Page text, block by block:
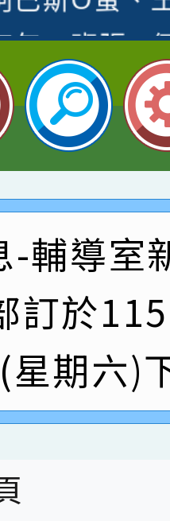
市科展 國
王老師、
年二班張O
賽國小朗讀
老師
加桃園市中
師榮獲教
二名
與2026世
學小創客佳
。
加桃園市中
師榮獲社
巴斯O蜜、
市科展 國
王老師、
年二班張O
賽國小朗讀
老師
加桃園市中
師榮獲教
二名
與2026世
學小創客佳
-輔導室
訂於
星期六)